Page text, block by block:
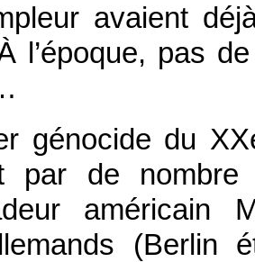
avaient
l’époque, pas
génocide du
par de
(Berlin